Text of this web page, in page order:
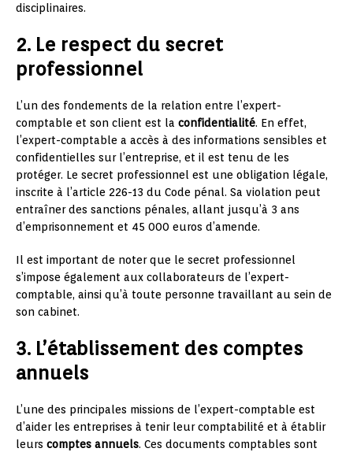
disciplinaires.
2. Le respect du secret
professionnel
L’un des fondements de la relation entre l’expert-
comptable et son client est la confidentialité. En effet,
l’expert-comptable a accès à des informations sensibles et
confidentielles sur l’entreprise, et il est tenu de les
protéger. Le secret professionnel est une obligation légale,
inscrite à l’article 226-13 du Code pénal. Sa violation peut
entraîner des sanctions pénales, allant jusqu’à 3 ans
d’emprisonnement et 45 000 euros d’amende.
Il est important de noter que le secret professionnel
s’impose également aux collaborateurs de l’expert-
comptable, ainsi qu’à toute personne travaillant au sein de
son cabinet.
3. L’établissement des comptes
annuels
L’une des principales missions de l’expert-comptable est
d’aider les entreprises à tenir leur comptabilité et à établir
leurs comptes annuels. Ces documents comptables sont